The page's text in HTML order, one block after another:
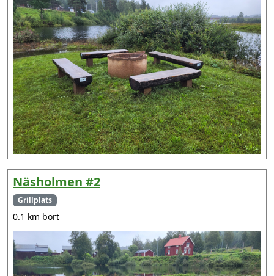
Näsholmen #2
Grillplats
0.1 km bort